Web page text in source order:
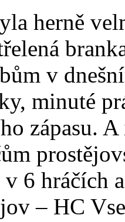
herně
v
minuté
zápasu.
v 6 hráčích
– HC